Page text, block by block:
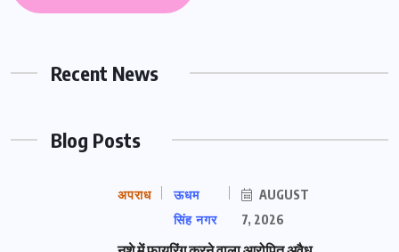
Recent News
Blog Posts
अपराध
ऊधम
सिंह नगर
AUGUST
7, 2026